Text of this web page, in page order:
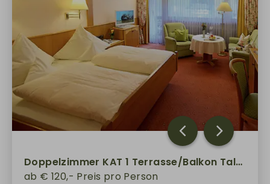
Doppelzimmer KAT 1 Terrasse/Balkon Talseite
ab € 120,- Preis pro Person